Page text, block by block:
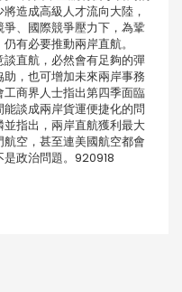
造成高級人才流向大陸，
、國際競爭壓力下，為鞏
仍有必要推動兩岸直航。
直航，必然會有足夠的彈
，也可增加未來兩岸事務
商界人士指出第四季面臨
談成兩岸貨運便捷化的問
指出，兩岸直航獲利最大
空，甚至連美國航空都會
政治問題。920918